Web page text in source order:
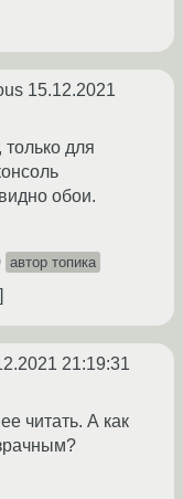
15.12.2021
только для
обои.
автор топика
21:19:31
читать. А как